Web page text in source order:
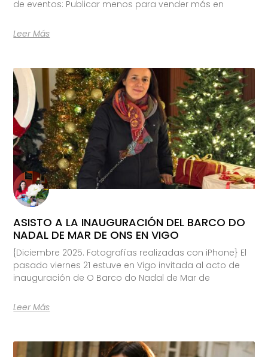
de eventos: Publicar menos para vender más en
Leer Más
ASISTO A LA INAUGURACIÓN DEL BARCO DO
NADAL DE MAR DE ONS EN VIGO
{Diciembre 2025. Fotografías realizadas con iPhone} El
pasado viernes 21 estuve en Vigo invitada al acto de
inauguración de O Barco do Nadal de Mar de
Leer Más